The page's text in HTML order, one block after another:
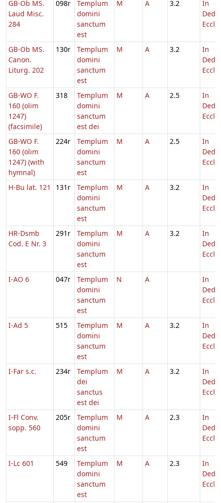
GB-Ob MS.
Laud Misc.
284
098r
Templum
domini
sanctum
est
M A 3.2
In
Eccl.
GB-Ob MS.
Canon.
Liturg. 202
130r
Templum
domini
sanctum
est
M A 3.2
In
Eccl.
GB-WO F.
160 (olim
1247)
(facsimile)
318
Templum
domini
sanctum
est dei
M A 2.5
In
Eccl.
GB-WO F.
160 (olim
1247) (with
hymnal)
224r
Templum
domini
sanctum
est
M A 2.5
In
Eccl.
H-Bu lat. 121 131r
Templum
domini
sanctum
est
M A 3.2
In
Eccl.
HR-Dsmb
Cod. E Nr. 3
291r
Templum
domini
sanctum
est
M A 3.2
In
Eccl.
I-AO 6 047r
Templum
domini
sanctum
est
N A
In
Eccl.
I-Ad 5 515
Templum
domini
sanctum
est
M A 3.2
In
Eccl.
I-Far s.c. 234r
Templum
dei
sanctus
est dei
M A 3.2
In
Eccl.
I-Fl Conv.
sopp. 560
205r
Templum
domini
sanctum
est
M A 2.3
In
Eccl.
I-Lc 601 549
Templum
domini
sanctum
est
M A 2.3
In
Eccl.